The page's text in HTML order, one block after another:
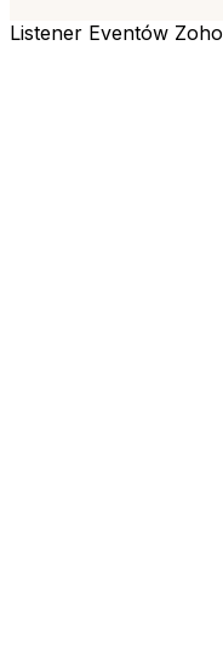
Listener Eventów Zoho